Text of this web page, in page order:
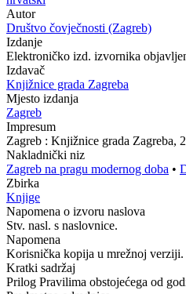
Autor
Društvo čovječnosti (Zagreb)
Izdanje
Elektroničko izd. izvornika
Izdavač
Knjižnice grada Zagreba
Mjesto izdanja
Zagreb
Impresum
Zagreb : Knjižnice grada Zagreba,
Nakladnički niz
Zagreb na pragu modernog doba •
Zbirka
Knjige
Napomena o izvoru naslova
Stv. nasl. s naslovnice.
Napomena
Korisnička kopija u mrežnoj verziji.
Kratki sadržaj
Prilog Pravilima obstojećega od